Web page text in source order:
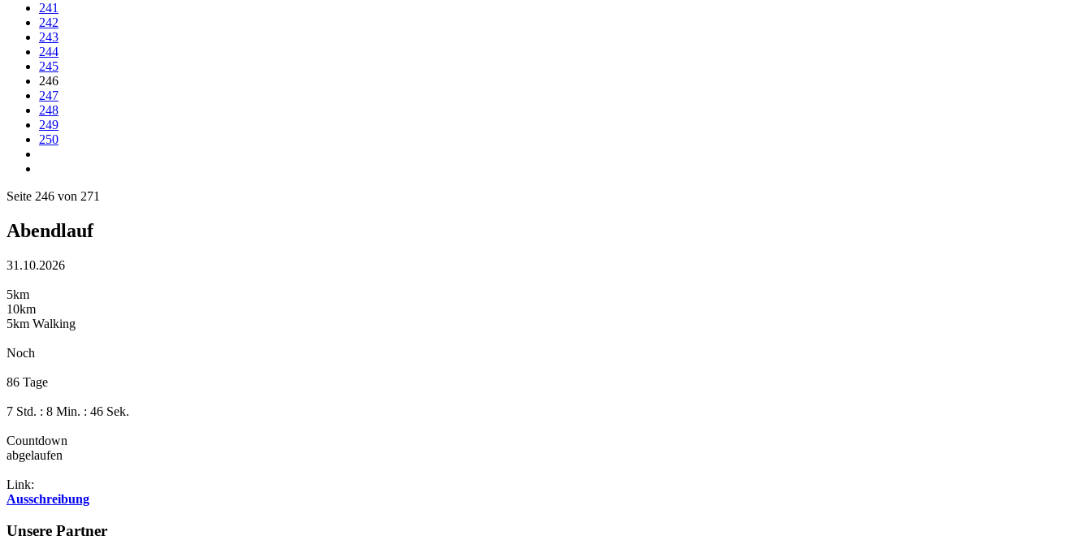
241
242
243
244
245
246
247
248
249
250
Seite 246 von 271
Abendlauf
31.10.2026
5km
10km
5km Walking
Noch
86 Tage
7 Std. : 8 Min. : 45 Sek.
Countdown
abgelaufen
Link:
Ausschreibung
Unsere Partner